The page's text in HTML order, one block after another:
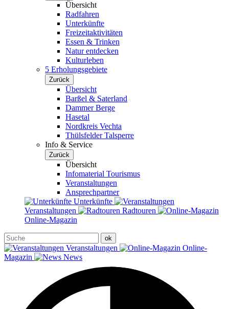
Übersicht
Radfahren
Unterkünfte
Freizeitaktivitäten
Essen & Trinken
Natur entdecken
Kulturleben
5 Erholungsgebiete
Zurück
Übersicht
Barßel & Saterland
Dammer Berge
Hasetal
Nordkreis Vechta
Thülsfelder Talsperre
Info & Service
Zurück
Übersicht
Infomaterial Tourismus
Veranstaltungen
Ansprechpartner
Unterkünfte
Veranstaltungen
Radtouren
Online-Magazin
Veranstaltungen
Online-
Magazin
News